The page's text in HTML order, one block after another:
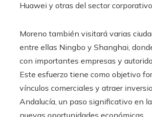
Huawei y otras del sector
Moreno también visitará varias
entre ellas Ningbo y Shanghai,
con importantes empresas y
Este esfuerzo tiene como objetivo
vínculos comerciales y atraer
Andalucía, un paso significativo en
nuevas oportunidades económicas.